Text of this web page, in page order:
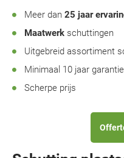
Meer dan 25 jaar
Maatwerk schuttingen
Uitgebreid assortiment
Minimaal 10 jaar garantie
Scherpe prijs